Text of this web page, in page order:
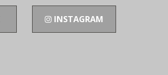
INSTAGRAM